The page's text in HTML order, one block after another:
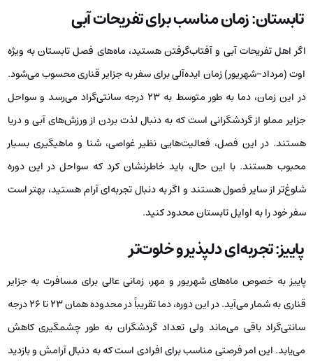
تابستان: زمان مناسب برای تفریحات آبی
اگر اهل تفریحات آبی و آفتاب‌گرفتن هستید، ماه‌های فصل تابستان به ویژه
اوت (مرداد-شهریور) زمان ایده‌آلی برای سفر به جزایر قناری محسوب می‌شود.
در این زمان، دما به طور متوسط به ۲۳ درجه سانتی‌گراد می‌رسد و سواحل
جزایر مملو از گردشگرانی است که به دنبال لذت بردن از ورزش‌های آبی و دریا
هستند. در این فصل، فعالیت‌هایی نظیر غواصی، شنا و ماهیگیری بسیار
محبوب هستند. با این حال، باید خاطرنشان کرد که سواحل در این دوره
شلوغ‌تر از سایر فصول هستند و اگر به دنبال تجربه‌ای آرام هستید، بهتر است
سفر خود را به اوایل تابستان محدود کنید.
پاییز: تجربه‌‌ای دلپذیر و خلوت‌تر
پاییز به خصوص ماه‌های شهریور و مهر، زمانی عالی برای مسافرت به جزایر
قناری به شمار می‌آید. در این دوره، دما تقریباً در محدوده همان ۲۳ تا ۲۶ درجه
سانتی‌گراد باقی می‌ماند ولی تعداد گردشگران به ‌طور چشمگیری کاهش
می‌یابد. این امر فرصتی مناسب برای افرادی است که به دنبال آرامش و بازدید